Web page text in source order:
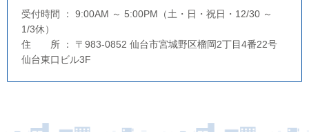
受付時間 ： 9:00AM ～ 5:00PM（土・日・祝日・12/30 ～
1/3休）
住 所 ： 〒983-0852 仙台市宮城野区榴岡2丁目4番22号
仙台東口ビル3F